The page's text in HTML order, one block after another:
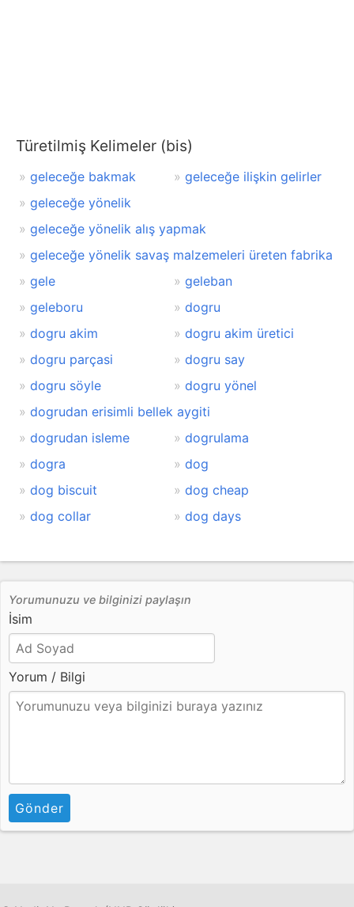
Türetilmiş Kelimeler (bis)
geleceğe bakmak
geleceğe ilişkin gelirler
geleceğe yönelik
geleceğe yönelik alış yapmak
geleceğe yönelik savaş malzemeleri üreten fabrika
gele
geleban
geleboru
dogru
dogru akim
dogru akim üretici
dogru parçasi
dogru say
dogru söyle
dogru yönel
dogrudan erisimli bellek aygiti
dogrudan isleme
dogrulama
dogra
dog
dog biscuit
dog cheap
dog collar
dog days
Yorumunuzu ve bilginizi paylaşın
İsim
Yorum / Bilgi
Gönder